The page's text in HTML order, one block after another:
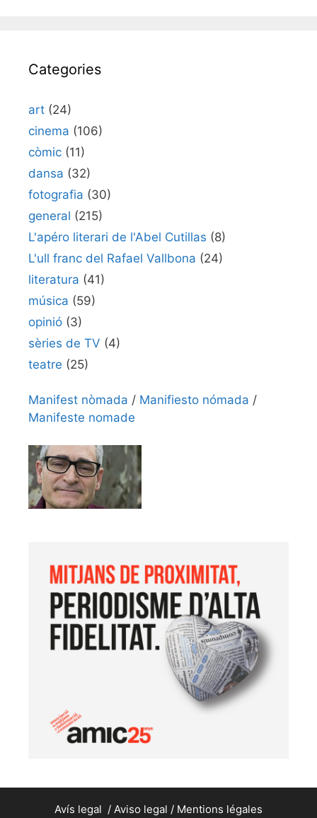
Categories
art (24)
cinema (106)
còmic (11)
dansa (32)
fotografia (30)
general (215)
L'apéro literari de l'Abel Cutillas (8)
L'ull franc del Rafael Vallbona (24)
literatura (41)
música (59)
opinió (3)
sèries de TV (4)
teatre (25)
Manifest nòmada / Manifiesto nómada /
Manifeste nomade
Avís legal / Aviso legal / Mentions légales